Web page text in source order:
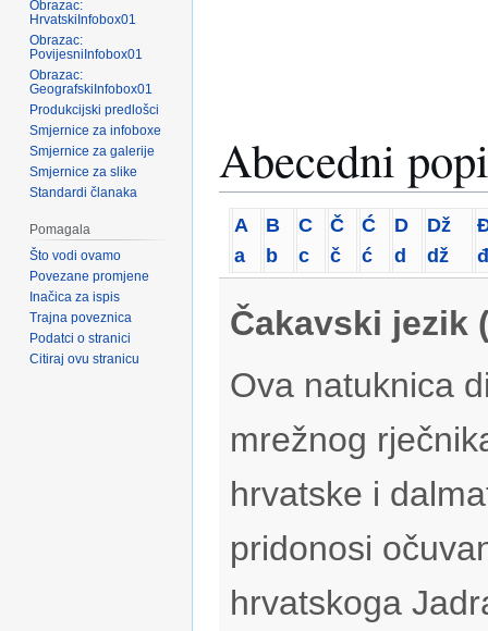
Abecedni
A
a
B
b
C
c
Č
č
Ć
ć
D
d
Dž
dž
đ
Čakavski jezik
Ova natuknica
mrežnog
hrvatske i
pridonosi
hrvatskoga
Obrazac:
HrvatskiInfobox01
Obrazac:
PovijesniInfobox01
Obrazac:
GeografskiInfobox01
Produkcijski predlošci
Smjernice za infoboxe
Smjernice za galerije
Smjernice za slike
Standardi članaka
Pomagala
Što vodi ovamo
Povezane promjene
Inačica za ispis
Trajna poveznica
Podatci o stranici
Citiraj ovu stranicu